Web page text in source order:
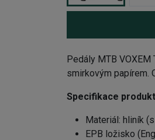
Pedály MTB VOXEM
smirkovým papírem.
Specifikace
Materiál: hliník
EPB ložisko